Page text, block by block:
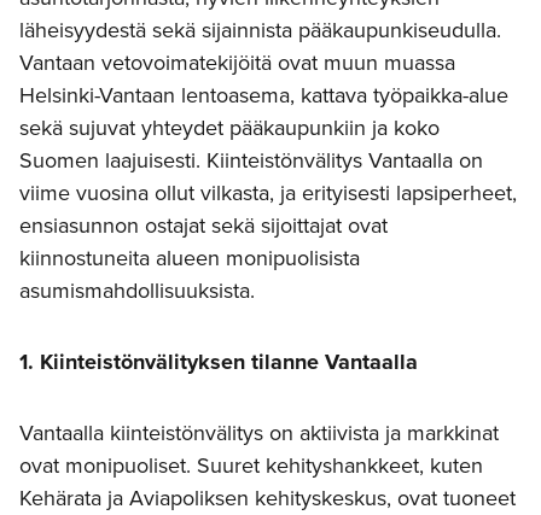
läheisyydestä sekä sijainnista pääkaupunkiseudulla.
Vantaan vetovoimatekijöitä ovat muun muassa
Helsinki-Vantaan lentoasema, kattava työpaikka-alue
sekä sujuvat yhteydet pääkaupunkiin ja koko
Suomen laajuisesti. Kiinteistönvälitys Vantaalla on
viime vuosina ollut vilkasta, ja erityisesti lapsiperheet,
ensiasunnon ostajat sekä sijoittajat ovat
kiinnostuneita alueen monipuolisista
asumismahdollisuuksista.
1. Kiinteistönvälityksen tilanne Vantaalla
Vantaalla kiinteistönvälitys on aktiivista ja markkinat
ovat monipuoliset. Suuret kehityshankkeet, kuten
Kehärata ja Aviapoliksen kehityskeskus, ovat tuoneet